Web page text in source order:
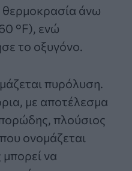
άνω
°F), ενώ
το οξυγόνο.
πυρόλυση.
με αποτέλεσμα
πλούσιος
ονομάζεται
να